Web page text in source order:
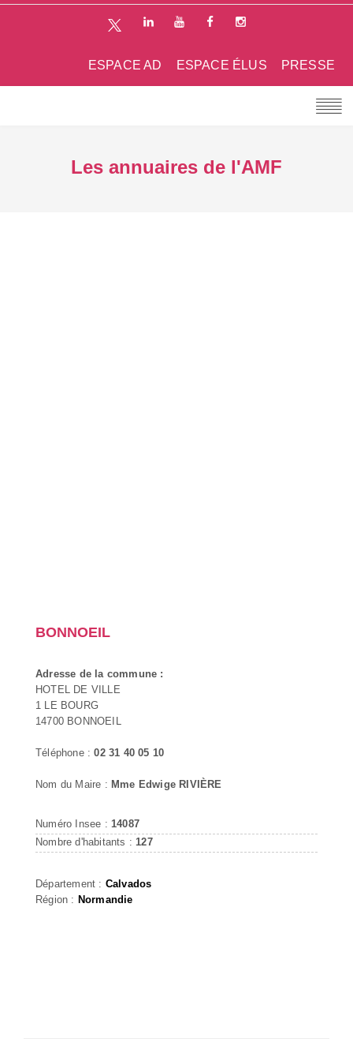
PRESSE
ESPACE ÉLUS
ESPACE AD
Les annuaires de l'AMF
BONNOEIL
Adresse de la commune :
HOTEL DE VILLE
1 LE BOURG
14700 BONNOEIL
Téléphone :02 31 40 05 10
Nom du Maire : Mme Edwige RIVIÈRE
Numéro Insee : 14087
Nombre d'habitants : 127
Département : Calvados
Région : Normandie